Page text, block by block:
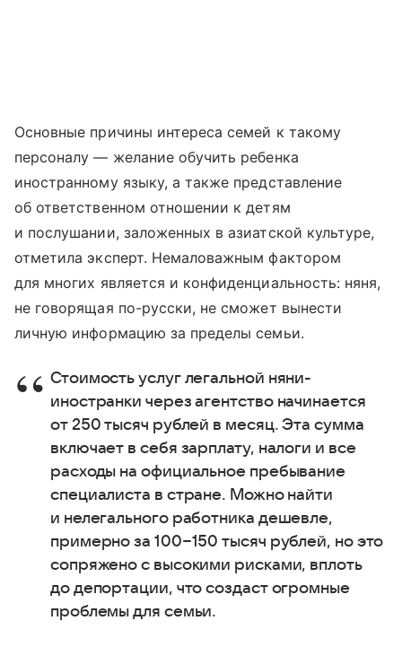
Основные причины интереса семей к такому
персоналу — желание обучить ребенка
иностранному языку, а также представление
об ответственном отношении к детям
и послушании, заложенных в азиатской культуре,
отметила эксперт. Немаловажным фактором
для многих является и конфиденциальность: няня,
не говорящая по-русски, не сможет вынести
личную информацию за пределы семьи.
Стоимость услуг легальной няни-
иностранки через агентство начинается
от 250 тысяч рублей в месяц. Эта сумма
включает в себя зарплату, налоги и все
расходы на официальное пребывание
специалиста в стране. Можно найти
и нелегального работника дешевле,
примерно за 100−150 тысяч рублей, но это
сопряжено с высокими рисками, вплоть
до депортации, что создаст огромные
проблемы для семьи.